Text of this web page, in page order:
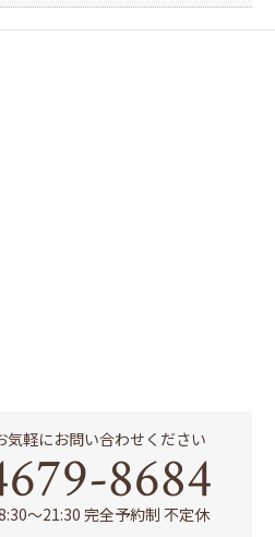
気軽にお問い合わせください
8684
～21:30 完全予約制 不定休